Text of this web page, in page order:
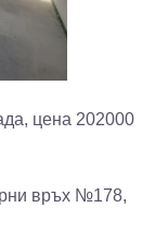
цена 202000
връх №178,